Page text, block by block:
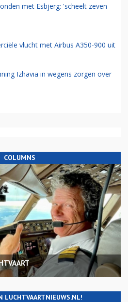
met Esbjerg: 'scheelt zeven
vlucht met Airbus A350-900 uit
Izhavia in wegens zorgen over
COLUMNS
LUCHTVAARTNIEUWS.NL!